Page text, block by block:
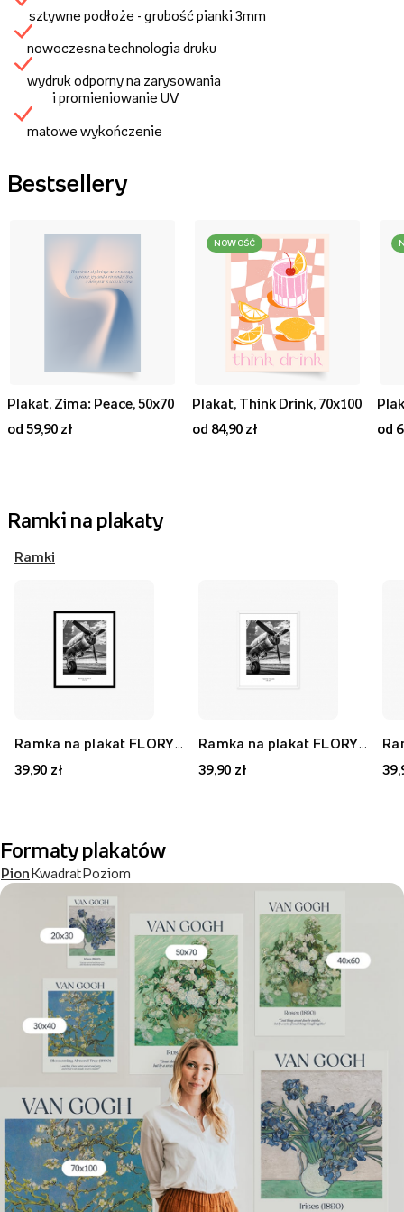
sztywne podłoże - grubość pianki 3mm
nowoczesna technologia druku
wydruk odporny na zarysowania
i promieniowanie UV
matowe wykończenie
Bestsellery
Plakat, Zima: Peace, 50x70
od 59,90 zł
NOWOŚĆ
Plakat, Think Drink, 70x100
od 84,90 zł
od
Ramki na plakaty
Ramki
39,90 zł
39,90 zł
Formaty plakatów
PionKwadratPoziom